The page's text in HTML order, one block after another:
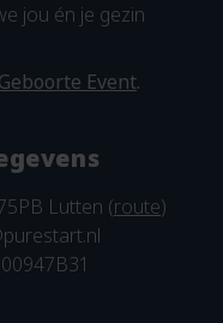
jou én je gezin
Event.
Lutten (route)